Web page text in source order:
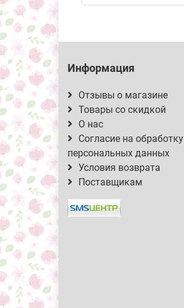
Информация
Отзывы о магазине
Товары со скидкой
О нас
Согласие на обработку
персональных данных
Условия возврата
Поставщикам